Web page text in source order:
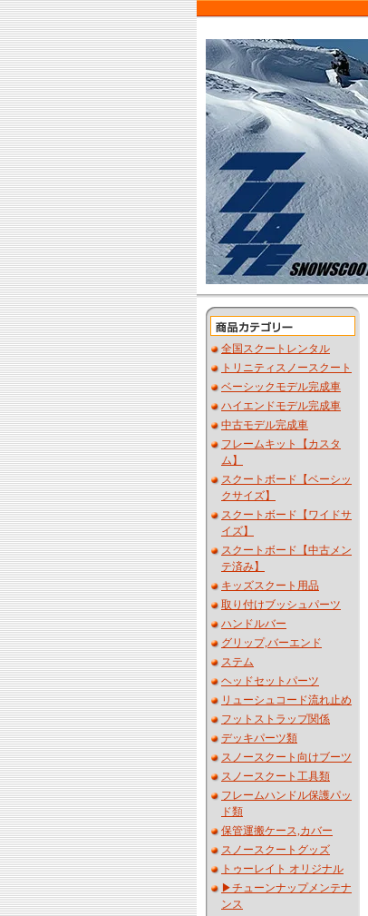
全国スクートレンタル
トリニティスノースクート
ベーシックモデル完成車
ハイエンドモデル完成車
中古モデル完成車
フレームキット【カスタ
ム】
スクートボード【ベーシッ
クサイズ】
スクートボード【ワイドサ
イズ】
スクートボード【中古メン
テ済み】
キッズスクート用品
取り付けブッシュパーツ
ハンドルバー
グリップ,バーエンド
ステム
ヘッドセットパーツ
リューシュコード流れ止め
フットストラップ関係
デッキパーツ類
スノースクート向けブーツ
スノースクート工具類
フレームハンドル保護パッ
ド類
保管運搬ケース,カバー
スノースクートグッズ
トゥーレイト オリジナル
▶︎チューンナップメンテナ
ンス